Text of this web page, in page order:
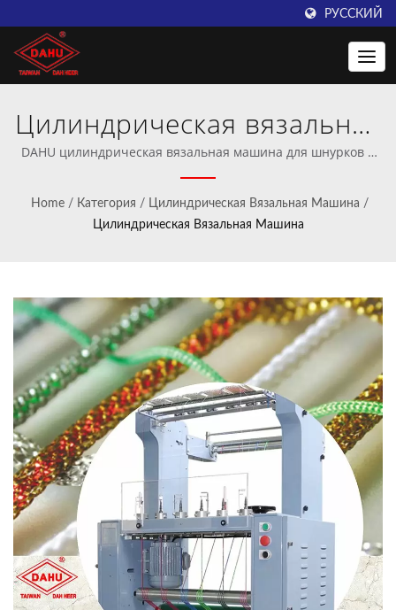
РУССКИЙ
Цилиндрическая вязальная
машина | Taiwan DAHU:
Ведущий поставщик машин
для вязания крючком
DAHU цилиндрическая вязальная машина для шнурков и
эластичных ушек | Профессиональный производитель
машин для вязания крючком и трикотажного вязания.
Home / Категория / Цилиндрическая Вязальная Машина /
Цилиндрическая Вязальная Машина